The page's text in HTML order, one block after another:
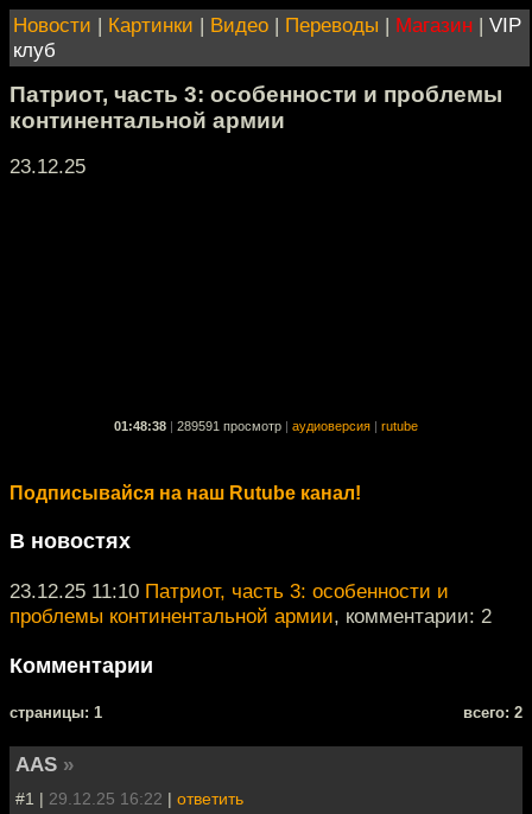
Новости | Картинки | Видео | Переводы | Магазин | VIP
клуб
Патриот, часть 3: особенности и проблемы
континентальной армии
23.12.25
01:48:38 289591 просмотр аудиоверсия rutube
Подписывайся на наш Rutube канал!
В новостях
23.12.25 11:10 Патриот, часть 3: особенности и
проблемы континентальной армии, комментарии: 2
Комментарии
cтраницы: 1 всего: 2
AAS »
#1 | 29.12.25 16:22 | ответить